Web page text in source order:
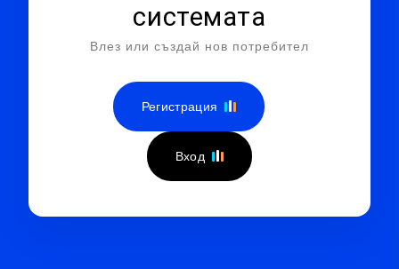
системата
Влез или създай нов потребител
Регистрация
Вход